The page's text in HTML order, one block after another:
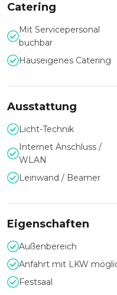
Auch für private Feiern
Hochzeiten hat das
Schloss bis hin zu
Räumlichkeiten.
Engagement und Liebe
Catering
Mit Servicepersonal
buchbar
Hauseigenes Catering
Ausstattung
Licht-Technik
Internet Anschluss /
WLAN
Leinwand / Beamer
Eigenschaften
Außenbereich
Anfahrt mit LKW
Festsaal